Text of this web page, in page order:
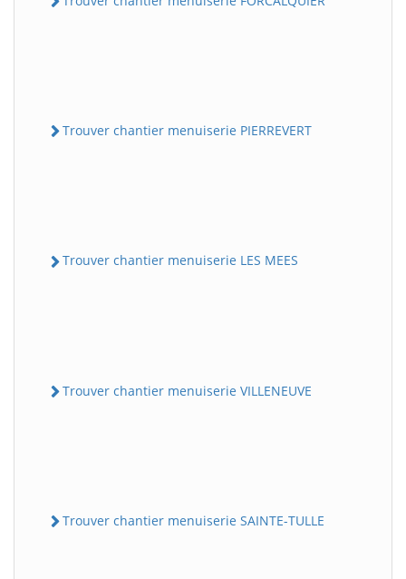
Trouver chantier menuiserie PIERREVERT
Trouver chantier menuiserie LES MEES
Trouver chantier menuiserie VILLENEUVE
Trouver chantier menuiserie SAINTE-TULLE